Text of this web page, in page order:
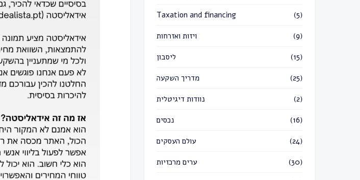
Taxation and financing (5)
ויזות ואזרחות (9)
ליסבון (15)
מדריך השקעה (25)
נוודות דיגיטלית (2)
נכסים (16)
עולם העסקים (24)
ערים מרכזיות (30)